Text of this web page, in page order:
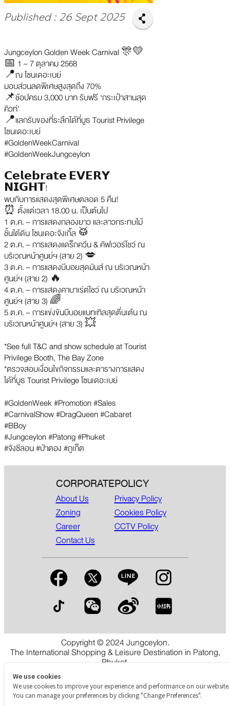
Published : 26 Sept 2025
Jungceylon Golden Week Carnival 🎊💛
📅 1 – 7 ตุลาคม 2568
📍ณ โซนเดอะเบย์
มอบส่วนลดพิเศษสูงสุดถึง 70%
📌ช้อปครบ 3,000 บาท รับฟรี ‘กระเป๋าสานสุด
คิวท์’
📍แลกรับของที่ระลึกได้ที่บูธ Tourist Privilege
โซนเดอะเบย์
#GoldenWeekCarnival
#GoldenWeekJungceylon
𝗖𝗲𝗹𝗲𝗯𝗿𝗮𝘁𝗲 𝗘𝗩𝗘𝗥𝗬
𝗡𝗜𝗚𝗛𝗧!
พบกับการแสดงสุดพิเศษตลอด 5 คืน!
⏰ ตั้งแต่เวลา 18.00 น. เป็นต้นไป
1 ต.ค. – การแสดงกลองยาว และลาวกระทบไม้
ชั้นใต้ดิน โซนเดอะจังเกิ้ล 🥁
2 ต.ค. – การแสดงแดร็กควีน & คัฟเวอร์โชว์ ณ
บริเวณหน้าศูนย์ฯ (สาย 2) 💋
3 ต.ค. – การแสดงบีบอยสุดมันส์ ณ บริเวณหน้า
ศูนย์ฯ (สาย 2) 🔥
4 ต.ค. – การแสดงคาบาเร่ต์โชว์ ณ บริเวณหน้า
ศูนย์ฯ (สาย 3) 🌈
5 ต.ค. – การแข่งขันบีบอยแบทเทิลสุดตื่นเต้น ณ
บริเวณหน้าศูนย์ฯ (สาย 3) 💥
*See full T&C and show schedule at Tourist
Privilege Booth, The Bay Zone
*ตรวจสอบเงื่อนไขกิจกรรมและตารางการแสดง
ได้ที่บูธ Tourist Privilege โซนเดอะเบย์
#GoldenWeek #Promotion #Sales
#CarnivalShow #DragQueen #Cabaret
#BBoy
#Jungceylon #Patong #Phuket
#จังซีลอน #ป่าตอง #ภูเก็ต
CORPORATE
About Us
Zoning
Career
Contact Us
POLICY
Privacy Policy
Cookies Policy
CCTV Policy
Copyright © 2024 Jungceylon.
The International Shopping & Leisure Destination in Patong,
Phuket.
We use cookies
We use cookies to improve your experience and performance on our website.
You can manage your preferences by clicking "Change Preferences".